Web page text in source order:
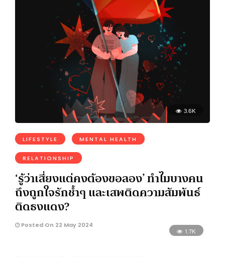
3.6K
LIFESTYLE MENTAL HEALTH
RELATIONSHIP
‘รู้ว่าเสี่ยงแต่คงต้องขอลอง’ ทำไมบางคน
ถึงถูกใจรักช้ำๆ และเสพติดความสัมพันธ์
ติดธงแดง?
Posted On 22 May 2024
1.7K